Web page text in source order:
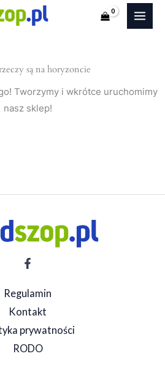
są na horyzoncie
Tworzymy i wkrótce uruchomimy
nasz sklep!
Regulamin
Kontakt
prywatności
RODO